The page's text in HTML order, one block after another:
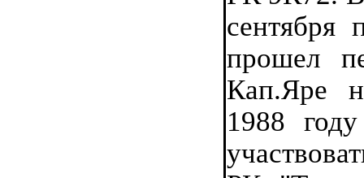
сентября
прошел
Кап.Яре
1988